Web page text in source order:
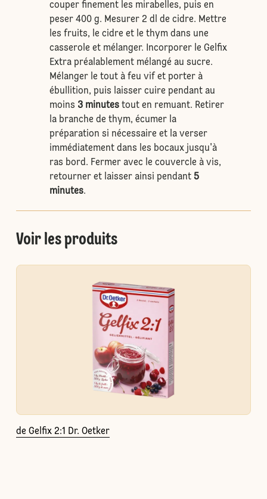
couper finement les mirabelles, puis en
peser 400 g. Mesurer 2 dl de cidre. Mettre
les fruits, le cidre et le thym dans une
casserole et mélanger. Incorporer le Gelfix
Extra préalablement mélangé au sucre.
Mélanger le tout à feu vif et porter à
ébullition, puis laisser cuire pendant au
moins 3 minutestout en remuant. Retirer
la branche de thym, écumer la
préparation si nécessaire et la verser
immédiatement dans les bocaux jusqu'à
ras bord. Fermer avec le couvercle à vis,
retourner et laisser ainsi pendant5
minutes.
Voir les produits
de Gelfix 2:1 Dr. Oetker